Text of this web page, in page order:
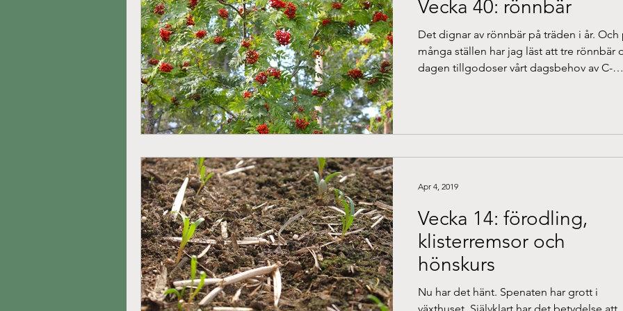
Vecka 40: rönnbär
Det dignar av rönnbär på träden i år. Och
många ställen har jag läst att tre rönnbär
dagen tillgodoser vårt dagsbehov av C-
Vecka 14: förodling,
klisterremsor och
hönskurs
Nu har det hänt. Spenaten har grott i
Apr 4, 2019